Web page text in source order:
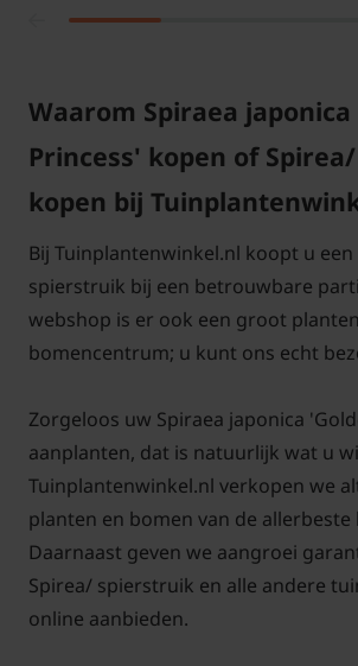
Trekken de roze bloemen
insecten aan?
Antwoord: De spierstruik heeft een
lichtroze is, de kleine bloemetjes
border bijen aan. In de herfst
roodachtig en geel. De struiken
borders gebruikt worden en de
ongeveer 40 cm hoog.
Wanneer bloeit de
Antwoord: De lichtroze bloemetjes
het nieuwe eenjarig hout. In het
plant uit met heldergeel groen fris
kleurt de plant roodachtig en geel
Waarom Spiraea japonica
Princess' kopen of
kopen bij
Bij Tuinplantenwinkel.nl koopt u
spierstruik bij een betrouwbare
webshop is er ook een groot
bomencentrum; u kunt ons echt
Zorgeloos uw Spiraea japonica
aanplanten, dat is natuurlijk wat u
Tuinplantenwinkel.nl verkopen we
planten en bomen van de allerbeste
Daarnaast geven we aangroei
Spirea/ spierstruik en alle andere
online aanbieden.